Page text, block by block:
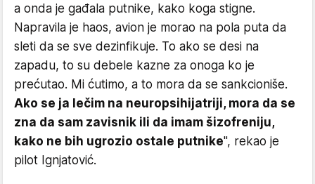
a onda je gađala putnike, kako koga stigne.
Napravila je haos, avion je morao na pola puta da
sleti da se sve dezinfikuje. To ako se desi na
zapadu, to su debele kazne za onoga ko je
prećutao. Mi ćutimo, a to mora da se sankcioniše.
Ako se ja lečim na neuropsihijatriji, mora da se
zna da sam zavisnik ili da imam šizofreniju,
kako ne bih ugrozio ostale putnike", rekao je
pilot Ignjatović.